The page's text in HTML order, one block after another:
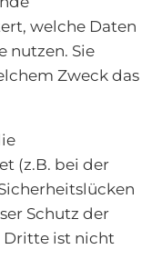
welche Daten
nutzen. Sie
Zweck das
(z.B. bei der
Schutz der
Dritte ist nicht